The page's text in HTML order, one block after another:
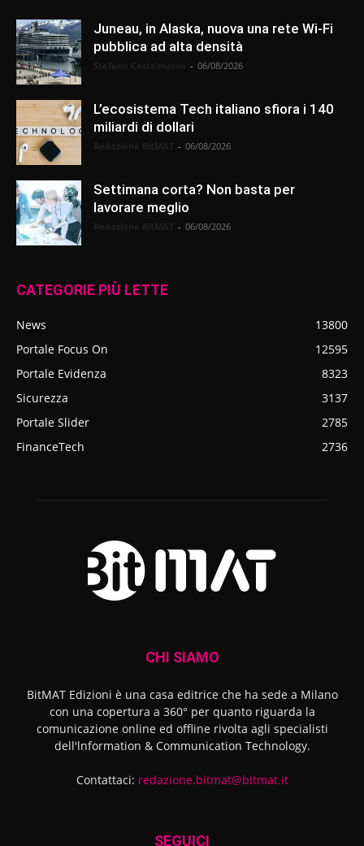
Juneau, in Alaska, nuova una rete Wi-Fi
pubblica ad alta densità
- 06/08/2026
L’ecosistema Tech italiano sfiora i 140
miliardi di dollari
- 06/08/2026
Settimana corta? Non basta per
lavorare meglio
- 06/08/2026
CATEGORIE PIÙ LETTE
News
13800
Portale Focus On
12595
Portale Evidenza
8323
Sicurezza
3137
Portale Slider
2785
FinanceTech
2736
CHI SIAMO
BitMAT Edizioni è una casa editrice che ha sede a Milano
con una copertura a 360° per quanto riguarda la
comunicazione online ed offline rivolta agli specialisti
dell'lnformation & Communication Technology.
Contattaci: redazione.bitmat@bitmat.it
SEGUICI